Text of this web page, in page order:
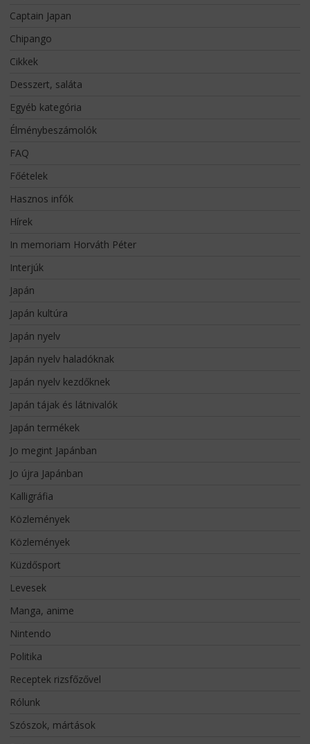
Captain Japan
Chipango
Cikkek
Desszert, saláta
Egyéb kategória
Élménybeszámolók
FAQ
Főételek
Hasznos infók
Hírek
In memoriam Horváth Péter
Interjúk
Japán
Japán kultúra
Japán nyelv
Japán nyelv haladóknak
Japán nyelv kezdőknek
Japán tájak és látnivalók
Japán termékek
Jo megint Japánban
Jo újra Japánban
Kalligráfia
Közlemények
Közlemények
Küzdősport
Levesek
Manga, anime
Nintendo
Politika
Receptek rizsfőzővel
Rólunk
Szószok, mártások